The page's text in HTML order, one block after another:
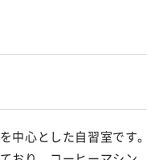
中心とした自習室です